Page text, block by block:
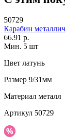
50729
Карабин
66.91 р.
Мин. 5 шт
Цвет латунь
Размер 9/31мм
Материал металл
Артикул 50729